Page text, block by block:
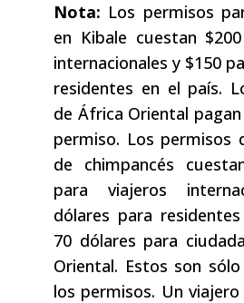
Nota: Los permisos
en Kibale cuestan
internacionales y $150
residentes en el país.
de África Oriental
permiso. Los permisos
de chimpancés
para viajeros
dólares para
70 dólares para
Oriental. Estos son
los permisos. Un